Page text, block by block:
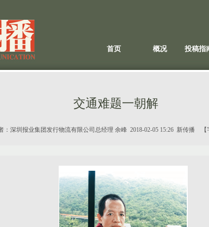
首页 概况 投稿指
交通难题一朝解
： 深圳报业集团发行物流有限公司总经理 余峰2018-02-05 15:26 新传播 【